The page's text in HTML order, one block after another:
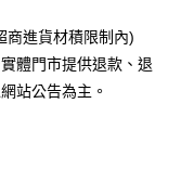
使用無須另外申請。
通過，訂單將自動取
商進貨材積限制內)
體門市提供退款、退
站公告為主。